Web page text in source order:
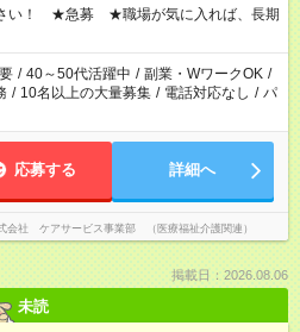
20時間以上勤務は社会保険への加入対象
法（日雇い派遣の原則禁止）により、
はご案内が難しい場合があります
さい！ ★急募 ★職場が気に入れば、長期
/ 40～50代活躍中 / 副業・WワークOK /
/ 10名以上の大量募集 / 電話対応なし / パ
応募する 詳細へ
会社 ケアサービス事業部 （医療福祉介護関連）
掲載日：2026.08.06
未読